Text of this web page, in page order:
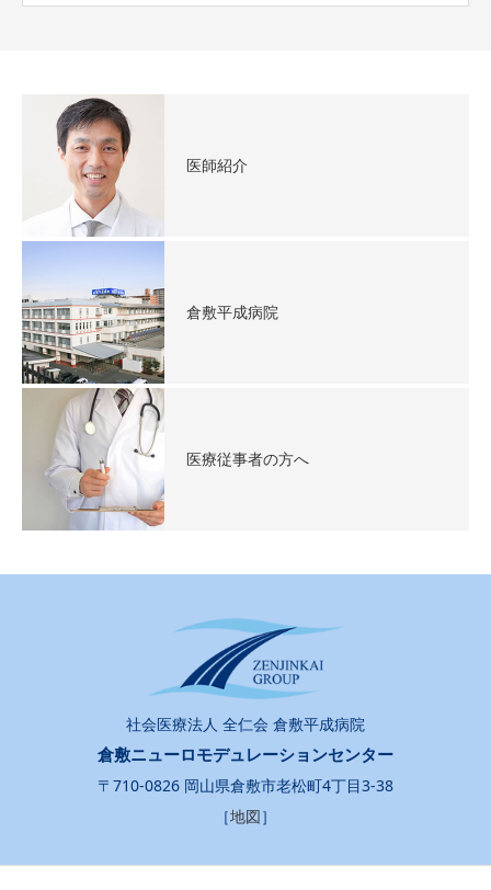
医師紹介
倉敷平成病院
医療従事者の方へ
社会医療法人 全仁会 倉敷平成病院
倉敷ニューロモデュレーションセンター
〒710-0826 岡山県倉敷市老松町4丁目3-38
［地図］